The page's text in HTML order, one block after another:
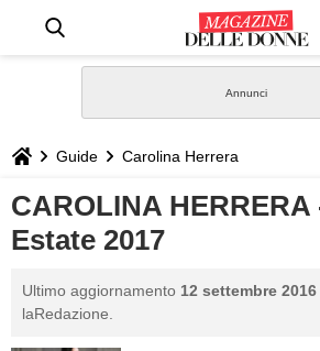
STILE
BIOGRAFIE
DEFINIZIONI
Guide Carolina Herrera
CAROLINA
Estate 2017
Ultimo aggiornamento 12 settembre
laRedazione.